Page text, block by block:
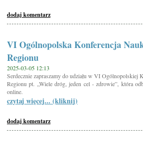
dodaj komentarz
VI Ogólnopolska Konferencja
Regionu
2025-03-05 12:13
Serdecznie zapraszamy do udziału w VI
Regionu pt. „Wiele dróg, jeden cel - zdrowie”, która
online.
czytaj więcej... (kliknij)
dodaj komentarz